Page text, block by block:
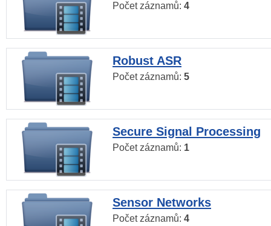
Počet záznamů: 4
Robust ASR
Počet záznamů: 5
Secure Signal Processing
Počet záznamů: 1
Sensor Networks
Počet záznamů: 4